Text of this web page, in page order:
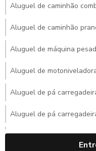
Aluguel de caminhão
Aluguel de caminhão
Aluguel de máquina
Aluguel de
Aluguel de pá
Aluguel de pá
Aluguel de